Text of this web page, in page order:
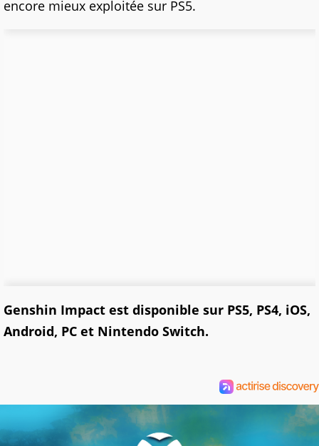
encore mieux exploitée sur PS5.
Genshin Impact est disponible sur PS5, PS4, iOS,
Android, PC et Nintendo Switch.